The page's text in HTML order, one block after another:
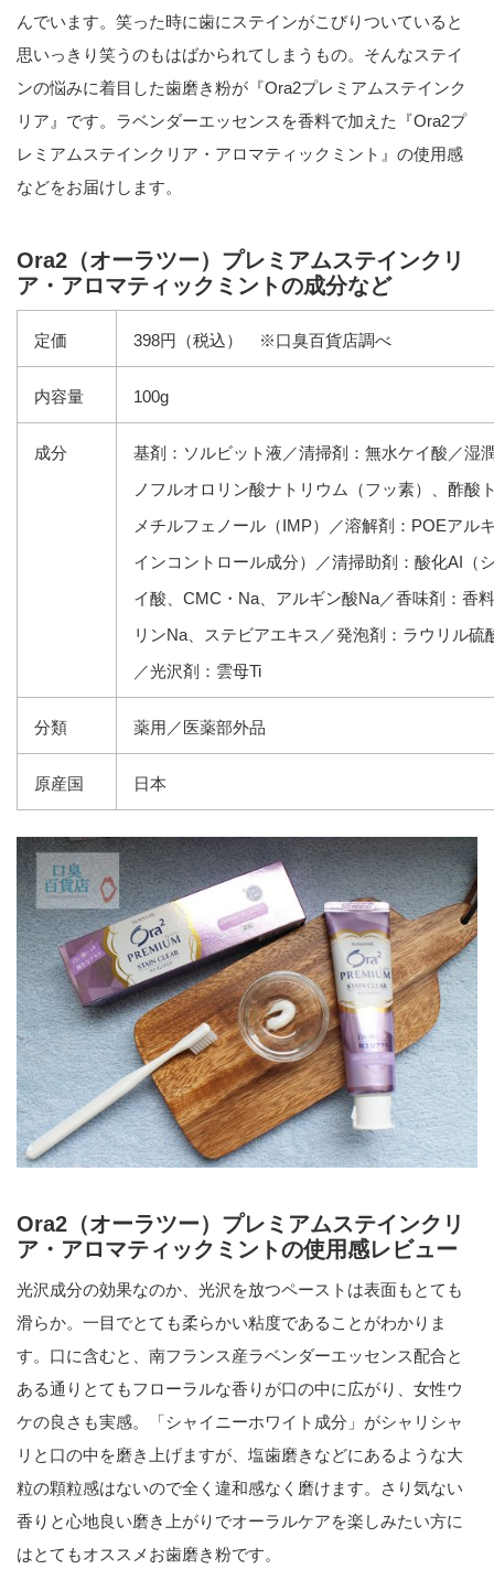
んでいます。笑った時に歯にステインがこびりついていると
思いっきり笑うのもはばかられてしまうもの。そんなステイ
ンの悩みに着目した歯磨き粉が『Ora2プレミアムステインク
リア』です。ラベンダーエッセンスを香料で加えた『Ora2プ
レミアムステインクリア・アロマティックミント』の使用感
などをお届けします。
Ora2（オーラツー）プレミアムステインクリ
ア・アロマティックミントの成分など
定価 398円（税込） ※口臭百貨店調べ
内容量 100g
成分
基剤：ソルビット液／清掃剤：無水ケイ酸／湿
ノフルオロリン酸ナトリウム（フッ素）、酢酸
メチルフェノール（IMP）／溶解剤：POEアル
インコントロール成分）／清掃助剤：酸化AI（
イ酸、CMC・Na、アルギン酸Na／香味剤：香
リンNa、ステビアエキス／発泡剤：ラウリル
／光沢剤：雲母Ti
分類 薬用／医薬部外品
原産国 日本
Ora2（オーラツー）プレミアムステインクリ
ア・アロマティックミントの使用感レビュー
光沢成分の効果なのか、光沢を放つペーストは表面もとても
滑らか。一目でとても柔らかい粘度であることがわかりま
す。口に含むと、南フランス産ラベンダーエッセンス配合と
ある通りとてもフローラルな香りが口の中に広がり、女性ウ
ケの良さも実感。「シャイニーホワイト成分」がシャリシャ
リと口の中を磨き上げますが、塩歯磨きなどにあるような大
粒の顆粒感はないので全く違和感なく磨けます。さり気ない
香りと心地良い磨き上がりでオーラルケアを楽しみたい方に
はとてもオススメお歯磨き粉です。